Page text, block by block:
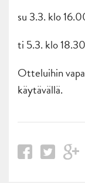
su 3.3. klo
ti 5.3. klo
Otteluihin
käytävällä.